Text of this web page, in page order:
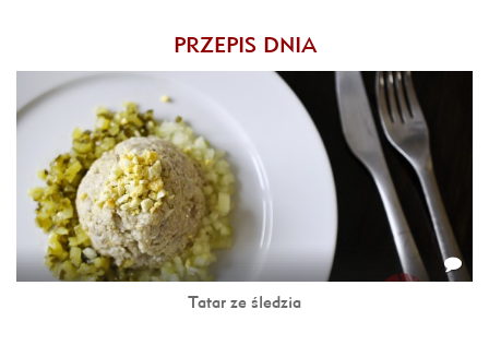
PRZEPIS DNIA
Tatar ze śledzia